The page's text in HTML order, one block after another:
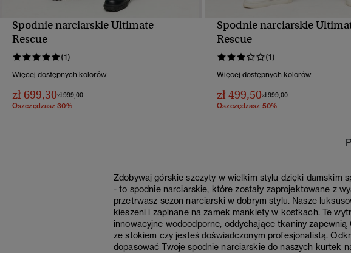
Spodnie narciarskie Ultimate
Rescue
(1)
Więcej dostępnych kolorów
zł 699,30Cena obniżona od
zł 999,00do
Oszczędzasz 30%
Spodnie narciarskie
Rescue
(1)
Więcej dostępnych kolorów
zł 499,50Cena obniżona od
zł 999,00do
Oszczędzasz 50%
Zdobywaj górskie szczyty w wielkim stylu dzięki damskim
- to spodnie narciarskie, które zostały zaprojektowane z
przetrwasz sezon narciarski w dobrym stylu. Nasze
kieszeni i zapinane na zamek mankiety w kostkach. Te
innowacyjne wodoodporne, oddychające tkaniny
ze stokiem czy jesteś doświadczonym profesjonalistą.
dopasować Twoje spodnie narciarskie do naszych kurtek